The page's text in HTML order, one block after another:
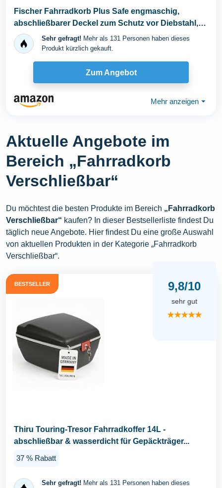
Fischer Fahrradkorb Plus Safe engmaschig,
abschließbarer Deckel zum Schutz vor Diebstahl,
mit...
Sehr gefragt! Mehr als 131 Personen haben dieses
Produkt kürzlich gekauft.
Zum Angebot
Mehr anzeigen ⏷
Aktuelle Angebote im
Bereich „Fahrradkorb
Verschließbar“
Du möchtest die besten Produkte im Bereich „Fahrradkorb
Verschließbar“ kaufen? In dieser Bestsellerliste findest Du
täglich neue Angebote. Hier findest Du eine große Auswahl
von aktuellen Produkten in der Kategorie „Fahrradkorb
Verschließbar“.
BESTSELLER 9,8/10
sehr gut
★★★★★
Thiru Touring-Tresor Fahrradkoffer 14L -
abschließbar & wasserdicht für Gepäckträger...
37 % Rabatt
Sehr gefragt! Mehr als 131 Personen haben dieses